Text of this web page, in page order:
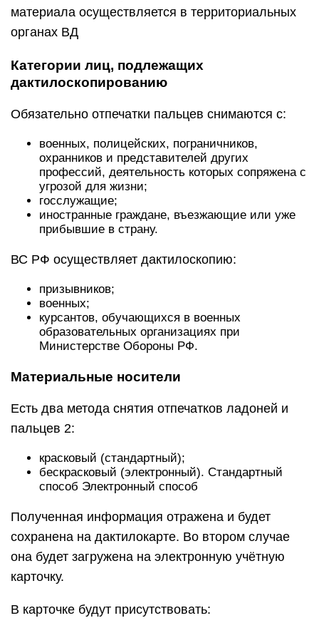
материала осуществляется в территориальных
органах ВД
Категории лиц, подлежащих
дактилоскопированию
Обязательно отпечатки пальцев снимаются с:
военных, полицейских, пограничников,
охранников и представителей других
профессий, деятельность которых сопряжена с
угрозой для жизни;
госслужащие;
иностранные граждане, въезжающие или уже
прибывшие в страну.
ВС РФ осуществляет дактилоскопию:
призывников;
военных;
курсантов, обучающихся в военных
образовательных организациях при
Министерстве Обороны РФ.
Материальные носители
Есть два метода снятия отпечатков ладоней и
пальцев 2:
красковый (стандартный);
бескрасковый (электронный). Стандартный
способ Электронный способ
Полученная информация отражена и будет
сохранена на дактилокарте. Во втором случае
она будет загружена на электронную учётную
карточку.
В карточке будут присутствовать: